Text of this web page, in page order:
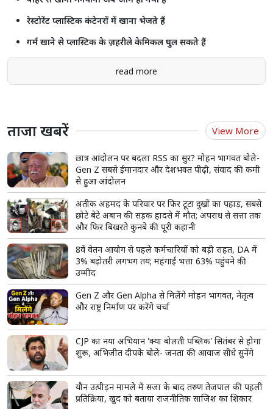
रेस्टोरेंट प्लास्टिक कंटेनरों में खाना भेजते हैं
गर्म खाने से प्लास्टिक के ज़हरीले केमिकल घुल सकते हैं
read more
ताजा खबरें View More
छात्र आंदोलन पर बदला RSS का सुर? मोहन भागवत बोले-
Gen Z सबसे ईमानदार और देशभक्त पीढ़ी, संवाद की कमी
से हुआ आंदोलन
अतीक अहमद के परिवार पर फिर टूटा दुखों का पहाड़, सबसे
छोटे बेटे अबान की सड़क हादसे में मौत; अपराध से सत्ता तक
और फिर बिखरते कुनबे की पूरी कहानी
8वें वेतन आयोग से पहले कर्मचारियों को बड़ी राहत, DA में
3% बढ़ोतरी लगभग तय; महंगाई भत्ता 63% पहुंचने की
उम्मीद
Gen Z और Gen Alpha से मिलेंगे मोहन भागवत, नेतृत्व
और राष्ट्र निर्माण पर करेंगे चर्चा
CJP का नया अभियान 'क्या बोलती पब्लिक' सितंबर से होगा
शुरू, अभिजीत दीपके बोले- जनता की आवाज सीधे सुनेंगे
यौन उत्पीड़न मामले में सजा के बाद तरुण तेजपाल की पहली
प्रतिक्रिया, खुद को बताया राजनीतिक साजिश का शिकार